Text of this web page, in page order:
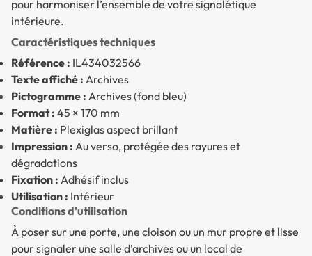
pour harmoniser l’ensemble de votre signalétique
intérieure.
Caractéristiques techniques
Référence : IL434032566
Texte affiché : Archives
Pictogramme : Archives (fond bleu)
Format : 45 × 170 mm
Matière : Plexiglas aspect brillant
Impression : Au verso, protégée des rayures et
dégradations
Fixation : Adhésif inclus
Utilisation : Intérieur
Conditions d'utilisation
À poser sur une porte, une cloison ou un mur propre et lisse
pour signaler une salle d’archives ou un local de